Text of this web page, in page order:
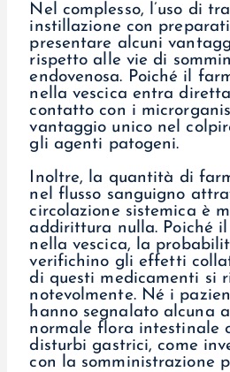
Nel complesso, l’uso di
instillazione con
presentare alcuni
rispetto alle vie di
endovenosa. Poiché il
nella vescica entra
contatto con i
vantaggio unico nel
gli agenti patogeni.
Inoltre, la quantità di
nel flusso sanguigno
circolazione sistemica è
addirittura nulla. Poiché
nella vescica, la
verifichino gli effetti
di questi medicamenti si
notevolmente. Né i
hanno segnalato alcuna
normale flora intestinale
disturbi gastrici, come
con la somministrazione